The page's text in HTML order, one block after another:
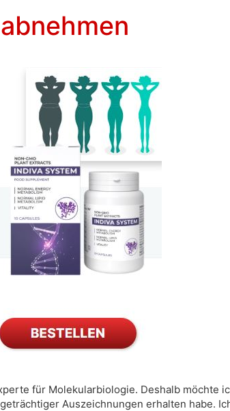
für Molekularbiologie. Deshalb möchte
Auszeichnungen erhalten habe.